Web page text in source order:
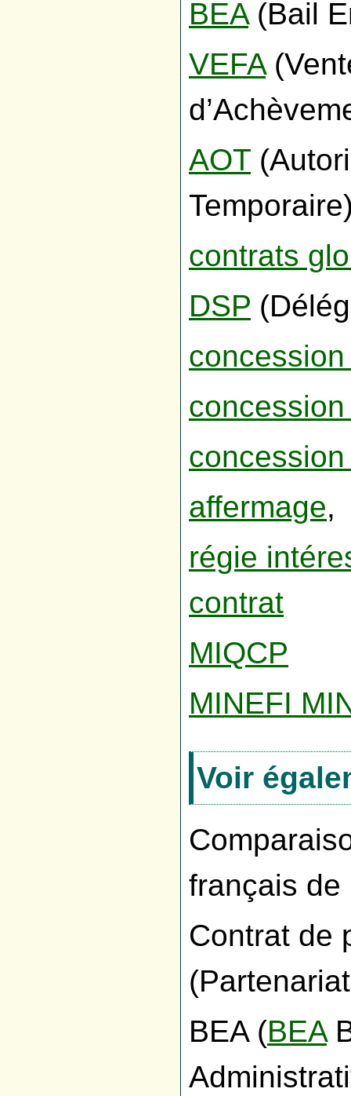
BEA(Bail
VEFA
AOT
contrats
DSP
affermage,
régie
contrat
MIQCP
MINEFI
Voir
français de
Contrat de
BEA (BEA